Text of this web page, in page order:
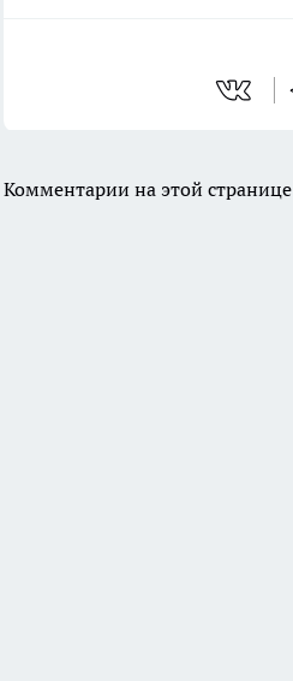
Комментарии на этой